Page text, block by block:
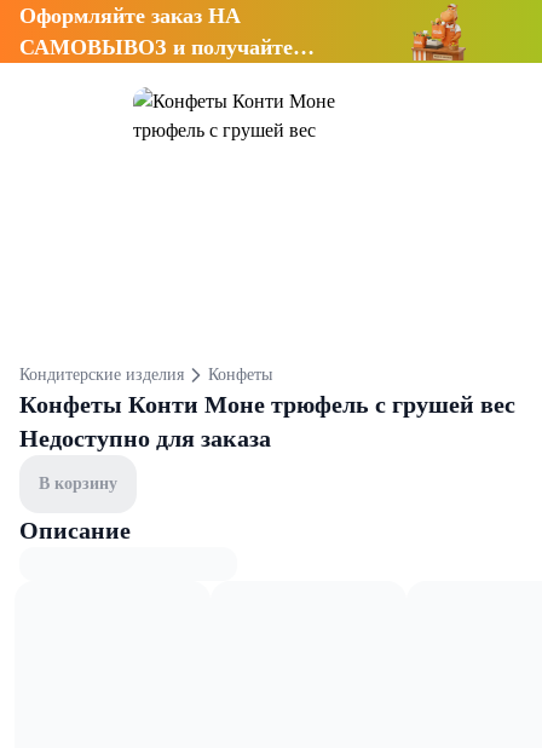
Оформляйте заказ НА
САМОВЫВОЗ и получайте
Кондитерские изделия Конфеты
Конфеты Конти Моне трюфель с грушей вес
Недоступно для заказа
В корзину
Описание